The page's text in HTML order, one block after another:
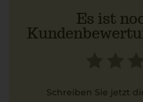
Es ist
Schreiben Sie jetzt